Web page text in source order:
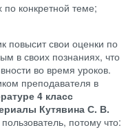
по конкретной теме;
повысит свои оценки по
в своих познаниях, что
во время уроков.
преподавателя в
4 класс
Кутявина С. В.
потому что: